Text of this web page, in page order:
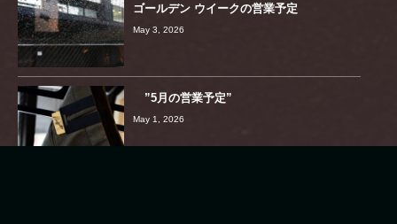
ゴールデン ウイークの営業予定
May 3, 2026
”5月の営業予定”
May 1, 2026